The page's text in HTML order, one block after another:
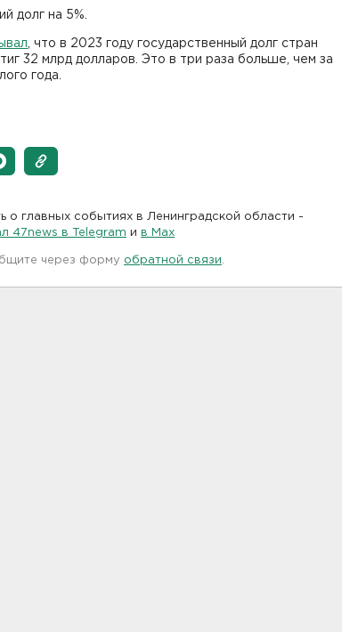
долг на 5%.
, что в 2023 году государственный долг стран
32 млрд долларов. Это в три раза больше, чем за
года.
о главных событиях в Ленинградской области -
47news в Telegram и в Maх
через форму обратной связи